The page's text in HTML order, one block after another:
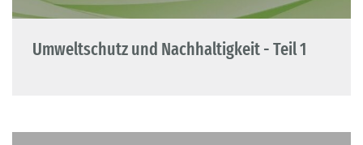
Umweltschutz und Nachhaltigkeit - Teil 1